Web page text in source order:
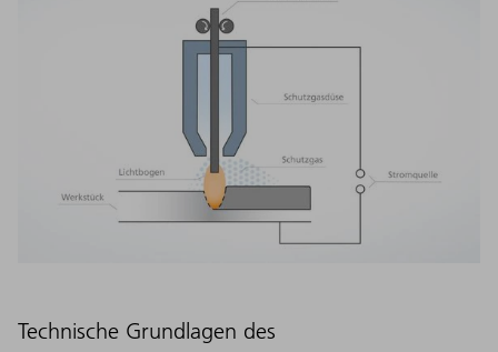
Technische Grundlagen des